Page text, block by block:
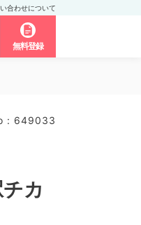
合わせについて
無料登録
: 649033
カ